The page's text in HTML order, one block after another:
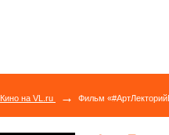
Кино на VL.ru → Фильм